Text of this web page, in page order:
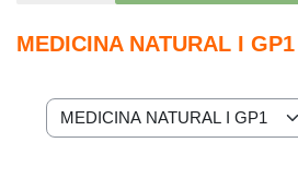
MEDICINA NATURAL I GP1
Course categories